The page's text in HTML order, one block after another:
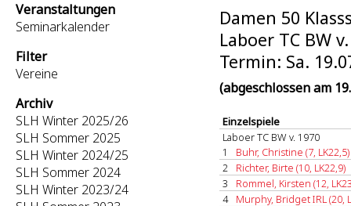
Veranstaltungen
Seminarkalender
Filter
Vereine
Archiv
SLH Winter 2025/26
SLH Sommer 2025
SLH Winter 2024/25
SLH Sommer 2024
SLH Winter 2023/24
Damen 50
Laboer TC BW
Termin: Sa.
(abgeschlossen am
Einzelspiele
Laboer TC BW v. 1970
1
Buhr, Christine (7, LK22,5)
2
Richter, Birte (10, LK22,9)
3
Rommel, Kirsten (12,
4
Murphy, Bridget IRL (20,